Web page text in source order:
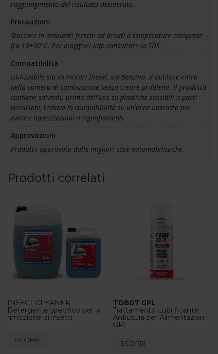
raggiungimento del risultato desiderato.
Precauzioni
Stoccare in ambienti freschi ed areati a temperature comprese
fra 10÷30°C. Per maggiori info consultare la SDS.
Compatibilità
Utilizzabile sia su motori Diesel, sia Benzina. Il pulitore entra
nella camera di combustione senza creare problemi. Il prodotto
contiene solventi; prima dell'uso su plastiche sensibili o parti
verniciate, testare la compatibilità su un'area nascosta per
evitare opacizzazioni o rigonfiamenti.
Approvazioni
Prodotto approvato dalle migliori case automobilistiche.
Prodotti correlati
INSECT CLEANER
Detergente specifico per la
rimozione di insetti
SCOPRI
TDB07 GPL
Trattamento Lubrificante
Antiusura per Alimentazioni
GPL
SCOPRI